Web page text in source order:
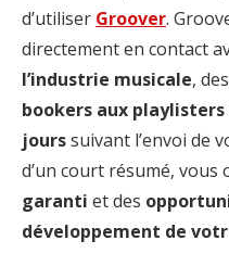
d’utiliser Groover.
directement en contact
l’industrie musicale, des
bookers aux playlisters
jourssuivant l’envoi de
d’un court résumé, vous
garanti et des
développement de